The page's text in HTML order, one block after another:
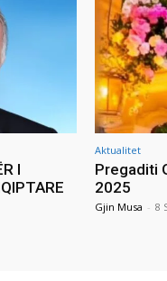
I
Aktualitet
Pregaditi
2025
Gjin Musa - 8